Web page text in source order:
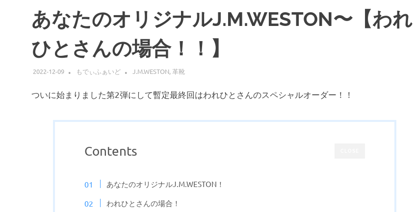
あなたのオリジナルJ.M.WESTON〜【われ
ひとさんの場合！！】
2022-12-09 もでぃふぁいど J.M.WESTON,革靴
ついに始まりました第2弾にして暫定最終回はわれひとさんのスペシャルオーダー！！
Contents
あなたのオリジナルJ.M.WESTON！
われひとさんの場合！